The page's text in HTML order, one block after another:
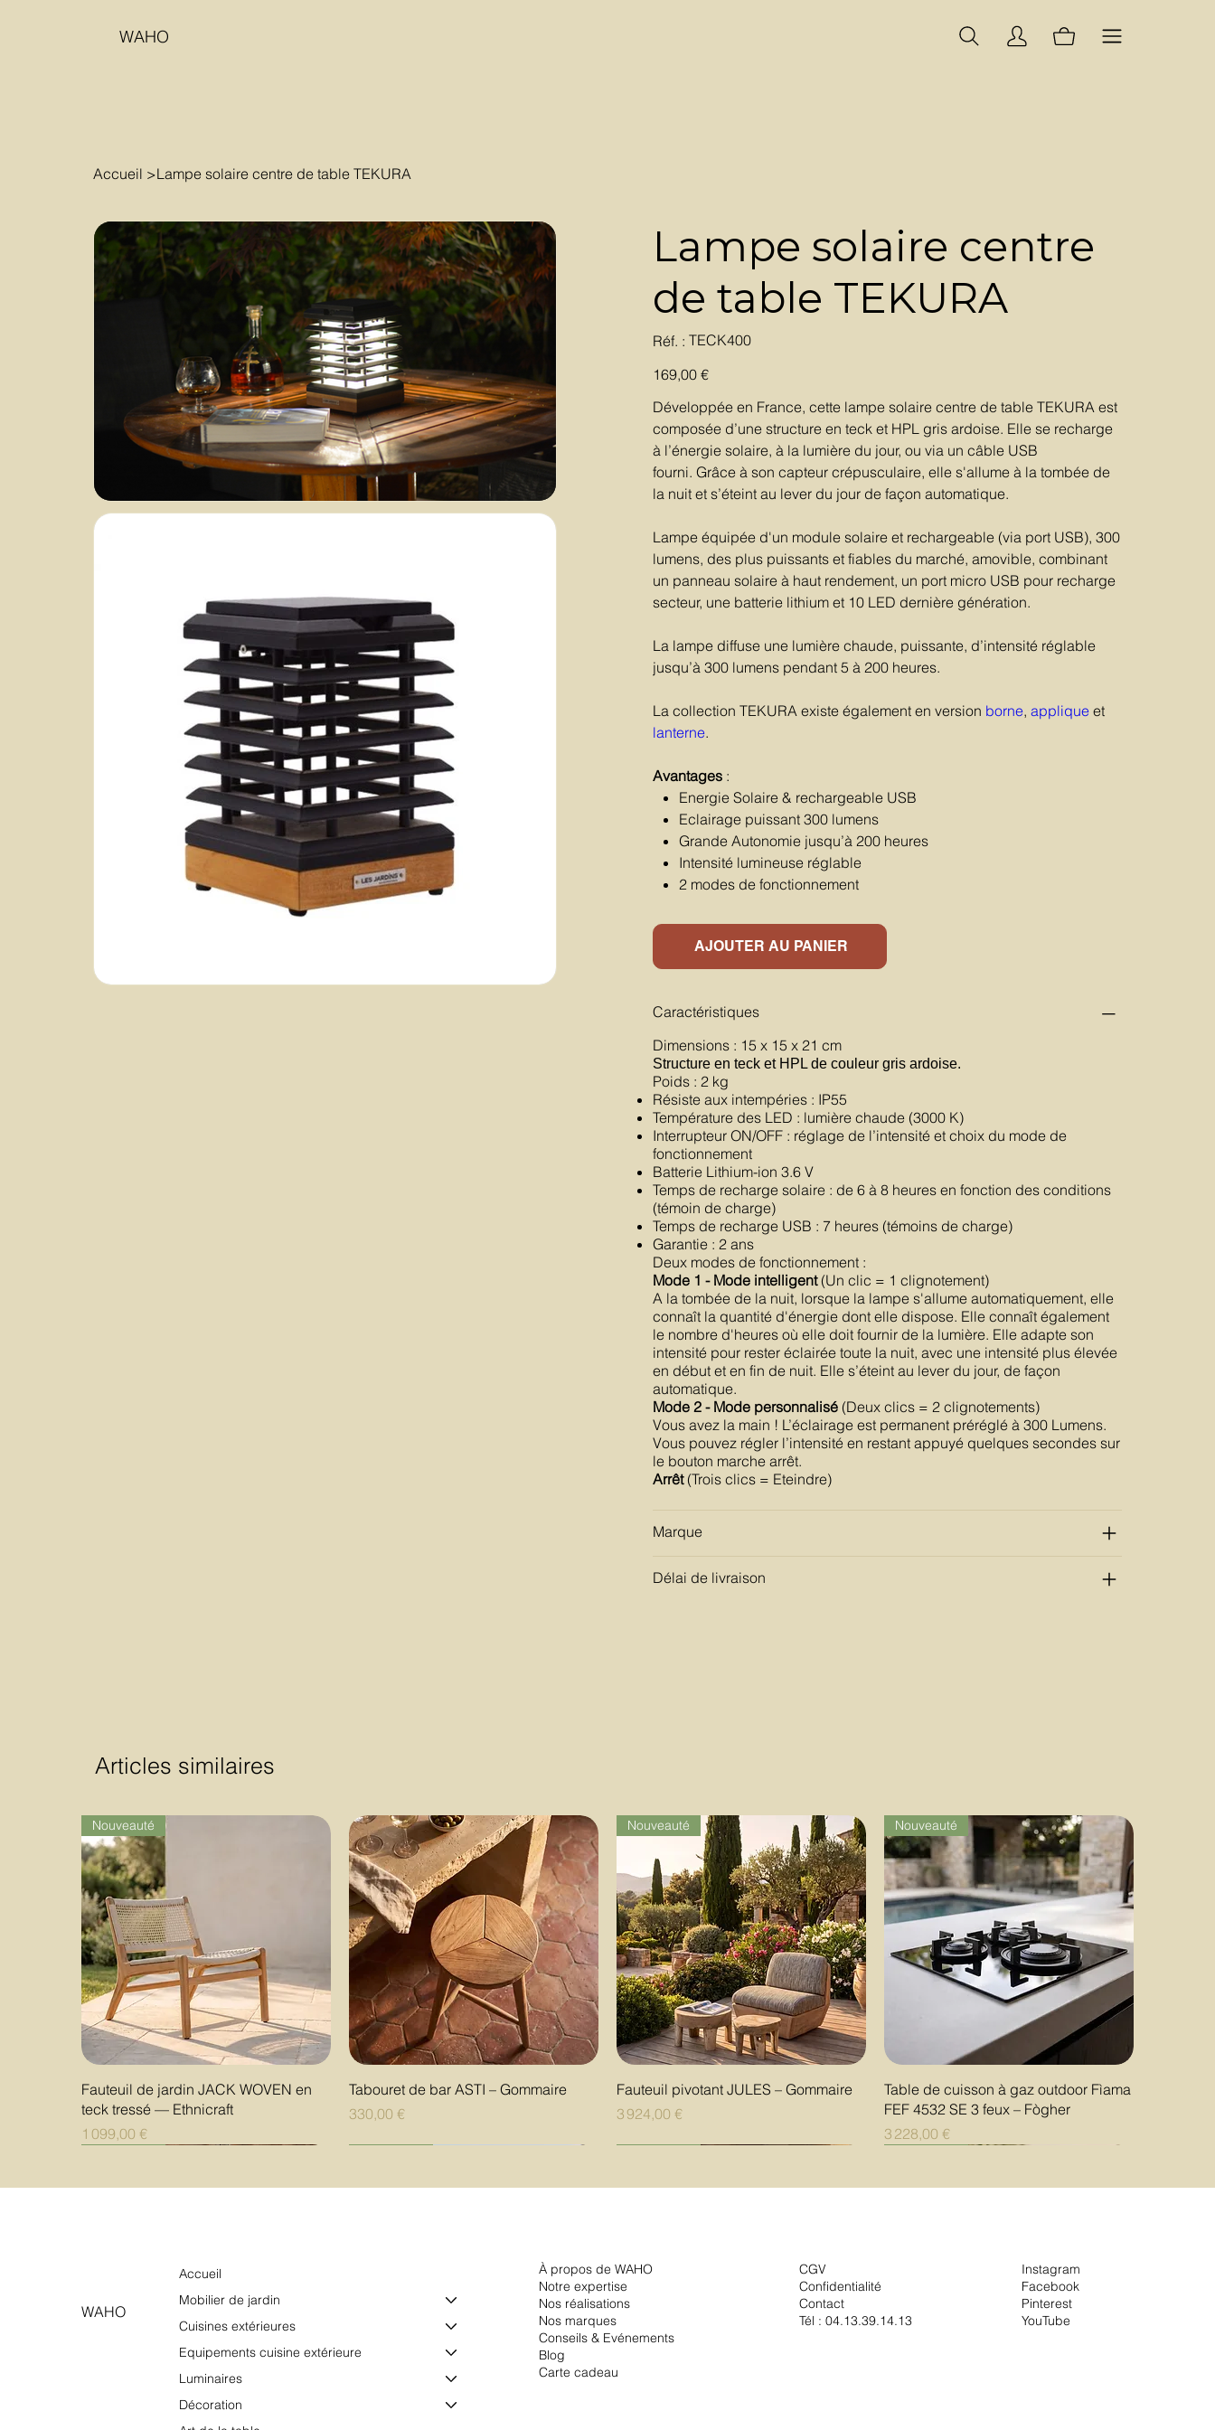
WAHO
Accueil >Lampe solaire centre de table TEKURA
Lampe solaire centre
de table TEKURA
Réf. : SKU
TECK400
TECK400
Prix
169,00 €
Développée en France, cette lampe solaire centre de table TEKURA est
composée d’une structure en teck et HPL gris ardoise. Elle se recharge
à l’énergie solaire, à la lumière du jour, ou via un câble USB
fourni. Grâce à son capteur crépusculaire, elle s'allume à la tombée de
la nuit et s’éteint au lever du jour de façon automatique.
Lampe équipée d'un module solaire et rechargeable (via port USB), 300
lumens, des plus puissants et fiables du marché, amovible, combinant
un panneau solaire à haut rendement, un port micro USB pour recharge
secteur, une batterie lithium et 10 LED dernière génération.
La lampe diffuse une lumière chaude, puissante, d’intensité réglable
jusqu’à 300 lumens pendant 5 à 200 heures.
La collection TEKURA existe également en version borne, applique et
lanterne.
Avantages :
Energie Solaire & rechargeable USB
Eclairage puissant 300 lumens
Grande Autonomie jusqu’à 200 heures
Intensité lumineuse réglable
2 modes de fonctionnement
AJOUTER AU PANIER
Caractéristiques
Dimensions : 15 x 15 x 21 cm
Structure en teck et HPL de couleur gris ardoise.
Poids : 2 kg
Résiste aux intempéries : IP55
Température des LED : lumière chaude (3000 K)
Interrupteur ON/OFF : réglage de l’intensité et choix du mode de
fonctionnement
Batterie Lithium-ion 3.6 V
Temps de recharge solaire : de 6 à 8 heures en fonction des conditions
(témoin de charge)
Temps de recharge USB : 7 heures (témoins de charge)
Garantie : 2 ans
Deux modes de fonctionnement :
Mode 1 - Mode intelligent(Un clic = 1 clignotement)
A la tombée de la nuit, lorsque la lampe s'allume automatiquement, elle
connaît la quantité d'énergie dont elle dispose. Elle connaît également
le nombre d'heures où elle doit fournir de la lumière. Elle adapte son
intensité pour rester éclairée toute la nuit, avec une intensité plus élevée
en début et en fin de nuit. Elle s’éteint au lever du jour, de façon
automatique.
Mode 2 - Mode personnalisé (Deux clics = 2 clignotements)
Vous avez la main ! L’éclairage est permanent préréglé à 300 Lumens.
Vous pouvez régler l’intensité en restant appuyé quelques secondes sur
le bouton marche arrêt.
Arrêt(Trois clics = Eteindre)
Marque
Délai de livraison
Articles similaires
Aperçu rapide
Nouveauté
Fauteuil de jardin JACK WOVEN en
teck tressé — Ethnicraft
Prix
1 099,00 €
Aperçu rapide
Tabouret de bar ASTI – Gommaire
Prix
330,00 €
Aperçu rapide
Nouveauté
Fauteuil pivotant JULES – Gommaire
Prix
3 924,00 €
Aperçu rapide
Nouveauté
Table de cuisson à gaz outdoor Fìama
FEF 4532 SE 3 feux – Fògher
Prix
3 228,00 €
WAHO
Accueil
Mobilier de jardin
Cuisines extérieures
Equipements cuisine extérieure
Luminaires
Décoration
À propos de WAHO
Notre expertise
Nos réalisations
Nos marques
Conseils & Evénements
Blog
Carte cadeau
CGV
Confidentialité
Contact
Tél :04.13.39.14.13
Instagram
Facebook
Pinterest
YouTube